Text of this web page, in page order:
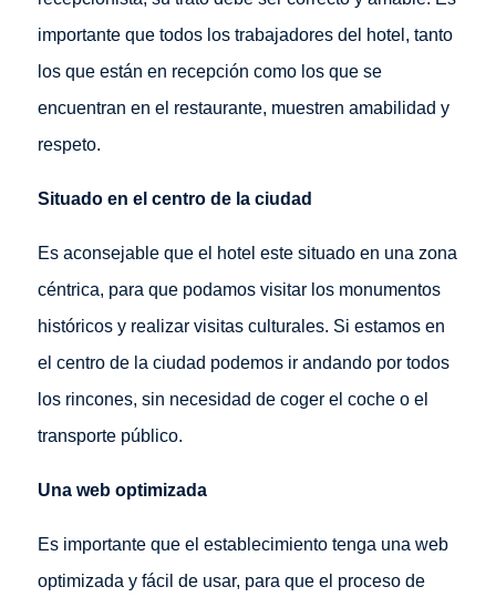
importante que todos los trabajadores del hotel, tanto
los que están en recepción como los que se
encuentran en el restaurante, muestren amabilidad y
respeto.
Situado en el centro de la ciudad
Es aconsejable que el hotel este situado en una zona
céntrica, para que podamos visitar los monumentos
históricos y realizar visitas culturales. Si estamos en
el centro de la ciudad podemos ir andando por todos
los rincones, sin necesidad de coger el coche o el
transporte público.
Una web optimizada
Es importante que el establecimiento tenga una web
optimizada y fácil de usar, para que el proceso de